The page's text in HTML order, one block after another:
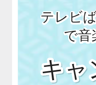
テレビ
で音